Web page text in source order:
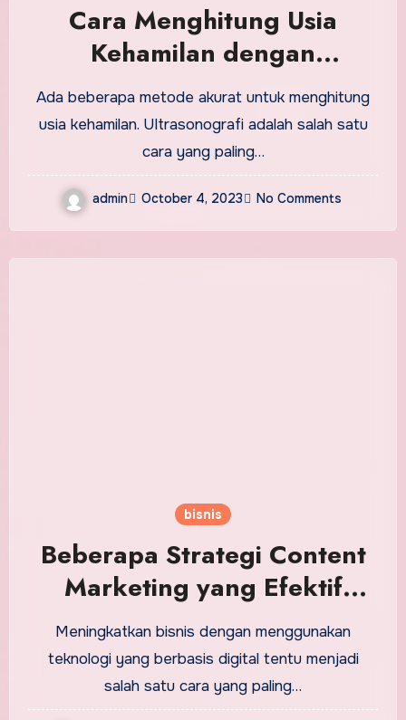
Cara Menghitung Usia
Kehamilan dengan
Ultrasonografi
Ada beberapa metode akurat untuk menghitung
usia kehamilan. Ultrasonografi adalah salah satu
cara yang paling…
admin October 4, 2023 No Comments
bisnis
Beberapa Strategi Content
Marketing yang Efektif
untuk Bisnis
Meningkatkan bisnis dengan menggunakan
teknologi yang berbasis digital tentu menjadi
salah satu cara yang paling…